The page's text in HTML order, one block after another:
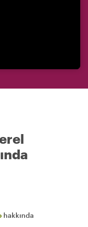
hakkında